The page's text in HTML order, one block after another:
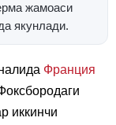
жамоаси
якунлади.
Франция
иккинчи